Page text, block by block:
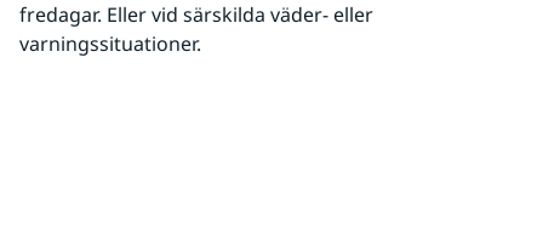
fredagar. Eller vid särskilda väder- eller
varningssituationer.